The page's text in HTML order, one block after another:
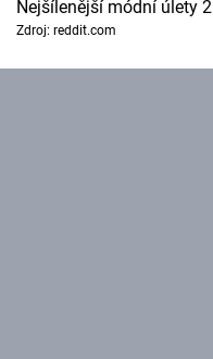
Nejšílenější módní úlety 2
Zdroj: reddit.com